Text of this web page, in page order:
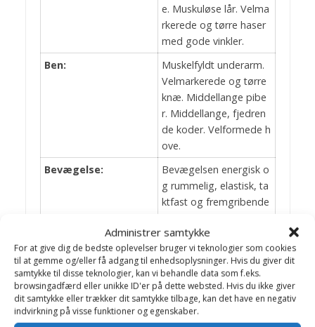
Administrer samtykke
For at give dig de bedste oplevelser bruger vi teknologier som cookies
til at gemme og/eller få adgang til enhedsoplysninger. Hvis du giver dit
samtykke til disse teknologier, kan vi behandle data som f.eks.
browsingadfærd eller unikke ID'er på dette websted. Hvis du ikke giver
dit samtykke eller trækker dit samtykke tilbage, kan det have en negativ
indvirkning på visse funktioner og egenskaber.
e. Muskuløse lår. Velma
rkerede og tørre haser
med gode vinkler.
Ben:
Muskelfyldt underarm.
Velmarkerede og tørre
knæ. Middellange pibe
r. Middellange, fjedren
de koder. Velformede h
ove.
Bevægelse:
Bevægelsen energisk o
g rummelig, elastisk, ta
ktfast og fremgribende
a i alle gangarter.
Karakter
anvendelse:
Frederiksborgeren er m
ed sit samarbejdsvillige
og energiske tempera
ment en alsidig hest til
både ride og kørebrug